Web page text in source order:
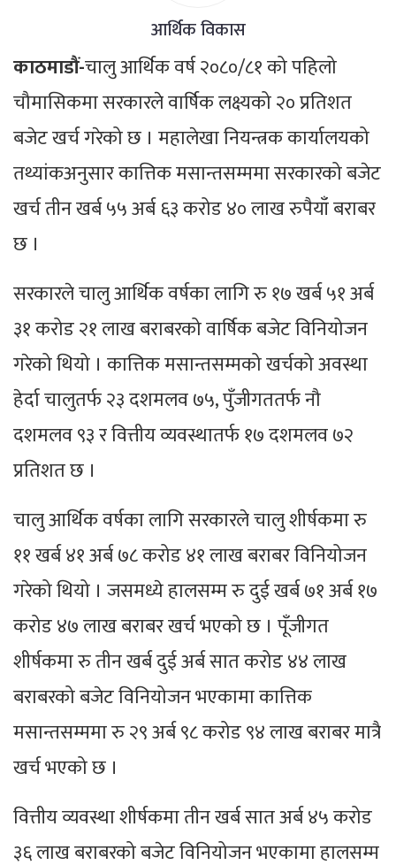
आर्थिक विकास
काठमाडौं-चालु आर्थिक वर्ष २०८०/८१ को पहिलो
चौमासिकमा सरकारले वार्षिक लक्ष्यको २० प्रतिशत
बजेट खर्च गरेको छ । महालेखा नियन्त्रक कार्यालयको
तथ्यांकअनुसार कात्तिक मसान्तसम्ममा सरकारको बजेट
खर्च तीन खर्ब ५५ अर्ब ६३ करोड ४० लाख रुपैयाँ बराबर
छ ।
सरकारले चालु आर्थिक वर्षका लागि रु १७ खर्ब ५१ अर्ब
३१ करोड २१ लाख बराबरको वार्षिक बजेट विनियोजन
गरेको थियो । कात्तिक मसान्तसम्मको खर्चको अवस्था
हेर्दा चालुतर्फ २३ दशमलव ७५, पुँजीगततर्फ नौ
दशमलव ९३ र वित्तीय व्यवस्थातर्फ १७ दशमलव ७२
प्रतिशत छ ।
चालु आर्थिक वर्षका लागि सरकारले चालु शीर्षकमा रु
११ खर्ब ४१ अर्ब ७८ करोड ४१ लाख बराबर विनियोजन
गरेको थियो । जसमध्ये हालसम्म रु दुई खर्ब ७१ अर्ब १७
करोड ४७ लाख बराबर खर्च भएको छ । पूँजीगत
शीर्षकमा रु तीन खर्ब दुई अर्ब सात करोड ४४ लाख
बराबरको बजेट विनियोजन भएकामा कात्तिक
मसान्तसम्ममा रु २९ अर्ब ९८ करोड ९४ लाख बराबर मात्रै
खर्च भएको छ ।
वित्तीय व्यवस्था शीर्षकमा तीन खर्ब सात अर्ब ४५ करोड
३६ लाख बराबरको बजेट विनियोजन भएकामा हालसम्म